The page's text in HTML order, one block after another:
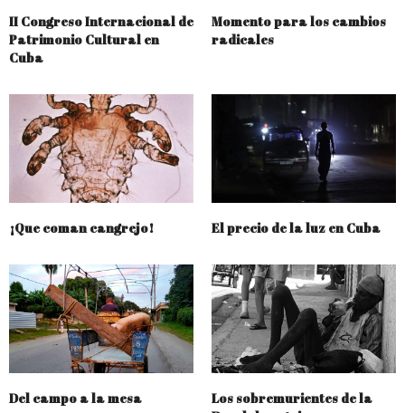
II Congreso Internacional de
Patrimonio Cultural en
Cuba
Momento para los cambios
radicales
¡Que coman cangrejo! El precio de la luz en Cuba
Del campo a la mesa
Los sobremurientes de la